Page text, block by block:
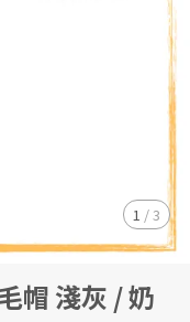
1 /3
帽 淺灰 / 奶